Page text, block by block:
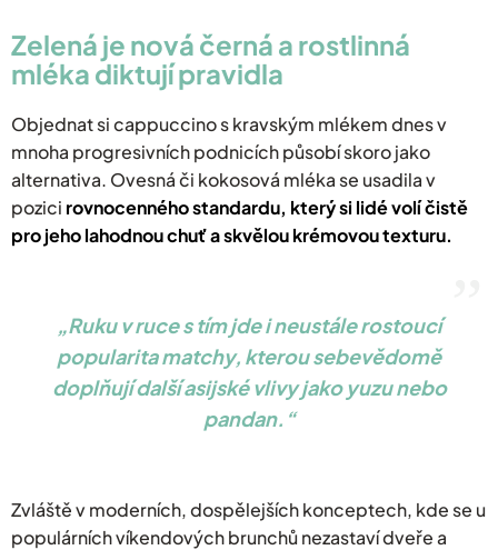
​Zelená je nová černá a rostlinná
mléka diktují pravidla
​Objednat si cappuccino s kravským mlékem dnes v
mnoha progresivních podnicích působí skoro jako
alternativa. Ovesná či kokosová mléka se usadila v
pozici rovnocenného standardu, který si lidé volí čistě
pro jeho lahodnou chuť a skvělou krémovou texturu.
Ruku v ruce s tím jde i neustále rostoucí
popularita matchy, kterou sebevědomě
doplňují další asijské vlivy jako yuzu nebo
pandan.
Zvláště v moderních, dospělejších konceptech, kde se u
populárních víkendových brunchů nezastaví dveře a